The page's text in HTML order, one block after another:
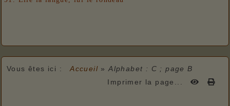
Vous êtes ici : Accueil »Alphabet : C ; page B
Imprimer la page...